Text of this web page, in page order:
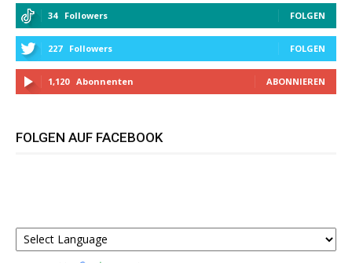
34 Followers FOLGEN
227 Followers FOLGEN
1,120 Abonnenten ABONNIEREN
FOLGEN AUF FACEBOOK